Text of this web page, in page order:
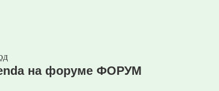
на форуме ФОРУМ